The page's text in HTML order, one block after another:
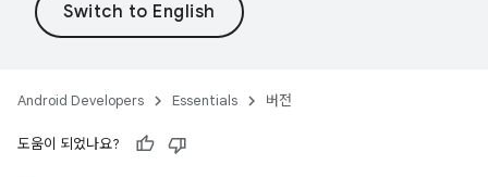
Android Developers Essentials 버전
도움이 되었나요?